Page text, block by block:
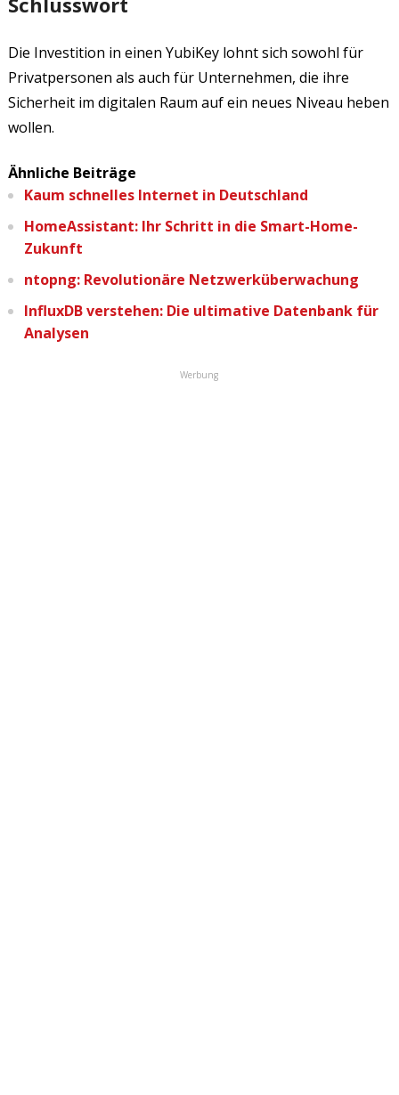
Die Investition in einen YubiKey lohnt sich sowohl für
Privatpersonen als auch für Unternehmen, die ihre
Sicherheit im digitalen Raum auf ein neues Niveau heben
wollen.
Ähnliche Beiträge
Kaum schnelles Internet in Deutschland
HomeAssistant: Ihr Schritt in die Smart-Home-
Zukunft
ntopng: Revolutionäre Netzwerküberwachung
InfluxDB verstehen: Die ultimative Datenbank für
Analysen
Werbung